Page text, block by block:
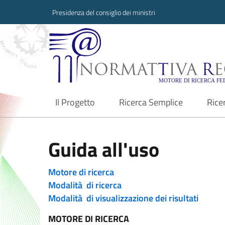
Presidenza del consiglio dei ministri
Normattiva
Il Progetto
current Ricerca Semplice
Guida all'uso
Motore di ricerca
Modalità di ricerca
Modalità di visualizzazione dei risultati
MOTORE DI RICERCA